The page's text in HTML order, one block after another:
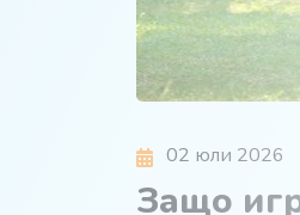
02 юли 2026
Защо